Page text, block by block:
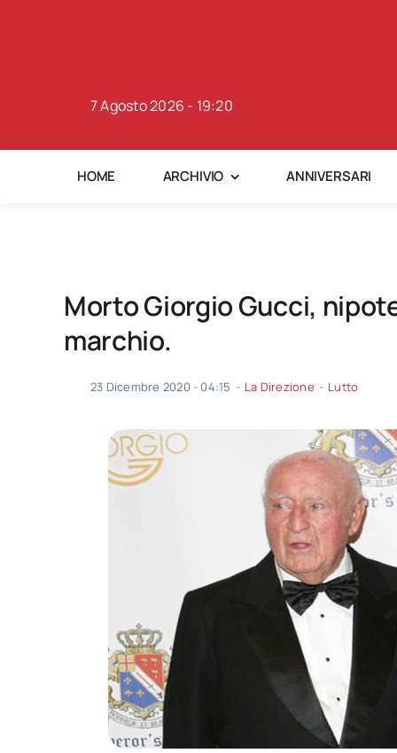
7 Agosto 2026 - 19:20
HOME ARCHIVIO ANNIVERSARI
Morto Giorgio Gucci,
marchio.
23 Dicembre 2020 - 04:15 - La Direzione - Lutto